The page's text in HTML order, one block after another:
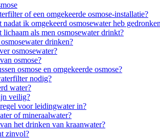
of een omgekeerde osmose-installatie?
ik omgekeerd osmosewater heb
lichaam als men osmosewater drinkt?
drinken?
osmosewater?
osmose?
osmose en omgekeerde osmose?
nodig?
water?
veilig?
voor leidingwater in?
of mineraalwater?
het drinken van kraanwater?
zinvol?